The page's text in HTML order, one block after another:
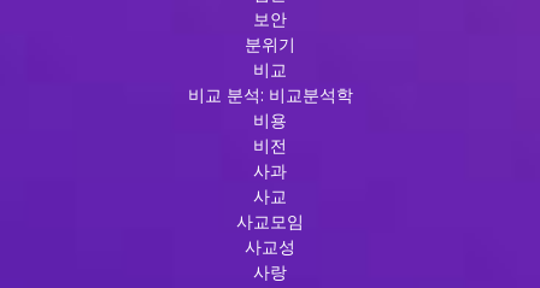
보안
분위기
비교
비교 분석: 비교분석학
비용
비전
사과
사교
사교모임
사교성
사랑